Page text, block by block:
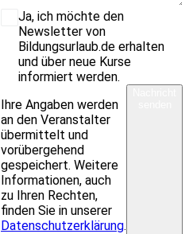
Ja, ich möchte den
Newsletter von
Bildungsurlaub.de erhalten
und über neue Kurse
informiert werden.
Ihre Angaben werden
an den Veranstalter
übermittelt und
vorübergehend
gespeichert. Weitere
Informationen, auch
zu Ihren Rechten,
finden Sie in unserer
Datenschutzerklärung.